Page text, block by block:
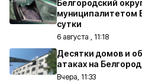
Белгородский
муниципалитетом
сутки
6 августа , 11:18
Десятки домов и
атаках на
Вчера, 11:33